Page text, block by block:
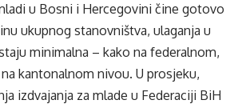
u Bosni i Hercegovini čine gotovo
ukupnog stanovništva, ulaganja u
minimalna – kako na federalnom,
kantonalnom nivou. U prosjeku,
izdvajanja za mlade u Federaciji BiH